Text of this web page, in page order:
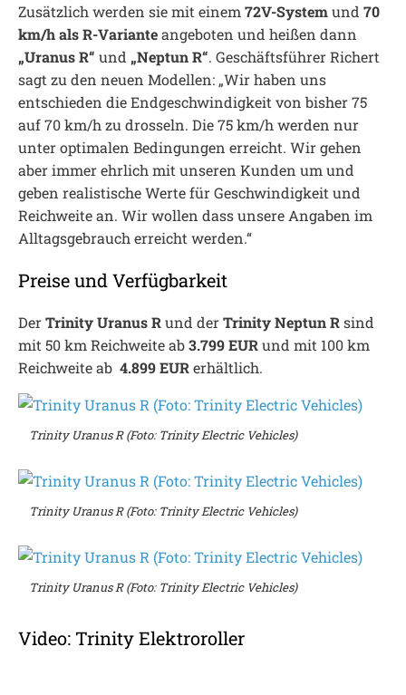
Zusätzlich werden sie mit einem 72V-Systemund 70
km/h als R-Varianteangeboten und heißen dann
„Uranus R“ und „Neptun R“. Geschäftsführer Richert
sagt zu den neuen Modellen: „Wir haben uns
entschieden die Endgeschwindigkeit von bisher 75
auf 70 km/h zu drosseln. Die 75 km/h werden nur
unter optimalen Bedingungen erreicht. Wir gehen
aber immer ehrlich mit unseren Kunden um und
geben realistische Werte für Geschwindigkeit und
Reichweite an. Wir wollen dass unsere Angaben im
Alltagsgebrauch erreicht werden.“
Preise und Verfügbarkeit
DerTrinity Uranus Rund derTrinity Neptun Rsind
mit 50 km Reichweite ab3.799 EURund mit 100 km
Reichweite ab 4.899 EURerhältlich.
Trinity Uranus R (Foto: Trinity Electric Vehicles)
Trinity Uranus R (Foto: Trinity Electric Vehicles)
Trinity Uranus R (Foto: Trinity Electric Vehicles)
Video: Trinity Elektroroller